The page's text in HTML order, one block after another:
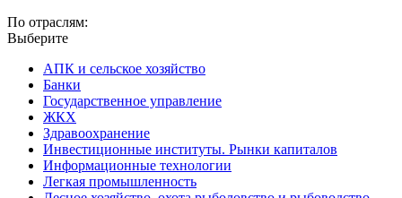
По отраслям:
Выберите
АПК и сельское хозяйство
Банки
Государственное управление
ЖКХ
Здравоохранение
Инвестиционные институты. Рынки капиталов
Информационные технологии
Легкая промышленность